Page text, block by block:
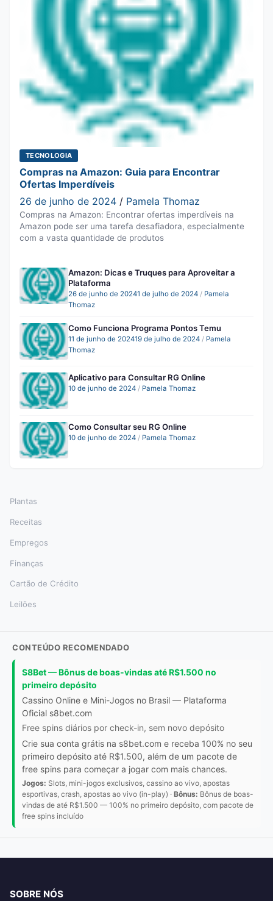
TECNOLOGIA
Compras na Amazon: Guia para Encontrar
Ofertas Imperdíveis
26 de junho de 2024 / Pamela Thomaz
Compras na Amazon: Encontrar ofertas imperdíveis na
Amazon pode ser uma tarefa desafiadora, especialmente
com a vasta quantidade de produtos
Amazon: Dicas e Truques para Aproveitar a
Plataforma
26 de junho de 20241 de julho de 2024 / Pamela
Thomaz
Como Funciona Programa Pontos Temu
11 de junho de 202419 de julho de 2024 / Pamela
Thomaz
Aplicativo para Consultar RG Online
10 de junho de 2024 / Pamela Thomaz
Como Consultar seu RG Online
10 de junho de 2024 / Pamela Thomaz
Plantas
Receitas
Empregos
Finanças
Cartão de Crédito
Leilões
CONTEÚDO RECOMENDADO
S8Bet — Bônus de boas-vindas até R$1.500 no
primeiro depósito
Cassino Online e Mini-Jogos no Brasil — Plataforma
Oficial s8bet.com
Free spins diários por check-in, sem novo depósito
Crie sua conta grátis na s8bet.com e receba 100% no seu
primeiro depósito até R$1.500, além de um pacote de
free spins para começar a jogar com mais chances.
Jogos: Slots, mini-jogos exclusivos, cassino ao vivo, apostas
esportivas, crash, apostas ao vivo (in-play) · Bônus: Bônus de boas-
vindas de até R$1.500 — 100% no primeiro depósito, com pacote de
free spins incluído
SOBRE NÓS